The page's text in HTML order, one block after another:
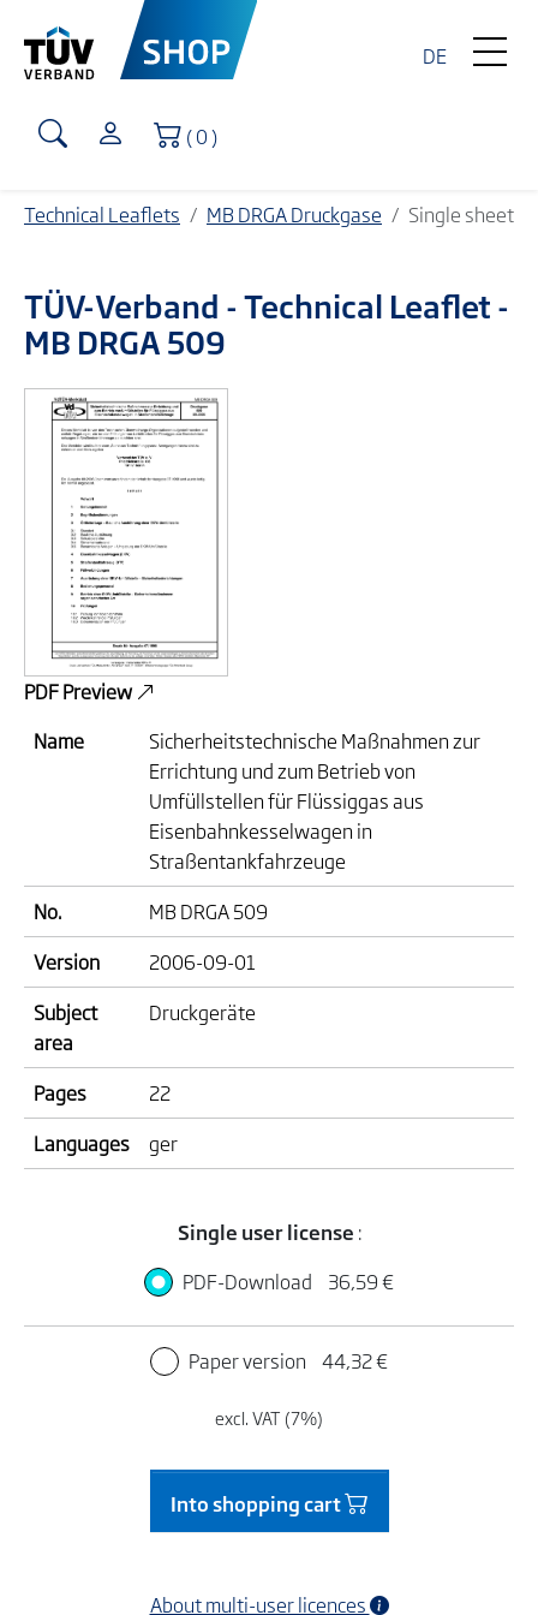
DE
Shopping Cart
( 0 )
Technical Leaflets MB DRGA Druckgase Single sheet
TÜV-Verband - Technical Leaflet -
MB DRGA 509
PDF Preview
Name
Sicherheitstechnische Maßnahmen zur
Errichtung und zum Betrieb von
Umfüllstellen für Flüssiggas aus
Eisenbahnkesselwagen in
Straßentankfahrzeuge
No.
MB DRGA 509
Version
2006-09-01
Subject
area
Druckgeräte
Pages
22
Languages
ger
Single user license :
PDF-Download
36,59 €
Paper version 44,32 €
excl. VAT (7%)
Into shopping cart
About multi-user licences